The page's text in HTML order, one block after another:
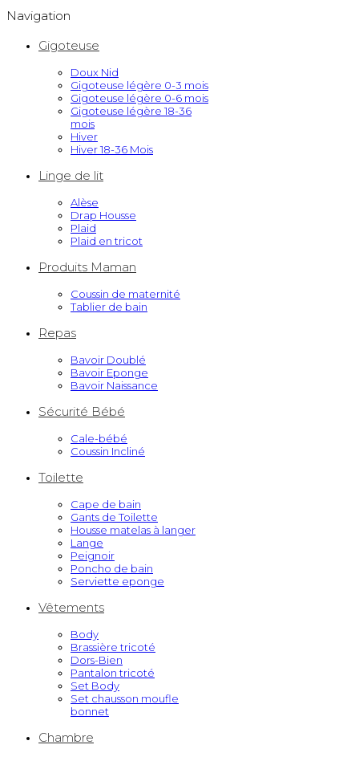
Navigation
Gigoteuse
Doux Nid
Gigoteuse légère 0-3 mois
Gigoteuse légère 0-6 mois
Gigoteuse légère 18-36
mois
Hiver
Hiver 18-36 Mois
Linge de lit
Alèse
Drap Housse
Plaid
Plaid en tricot
Produits Maman
Coussin de maternité
Tablier de bain
Repas
Bavoir Doublé
Bavoir Eponge
Bavoir Naissance
Sécurité Bébé
Cale-bébé
Coussin Incliné
Toilette
Cape de bain
Gants de Toilette
Housse matelas à langer
Lange
Peignoir
Poncho de bain
Serviette eponge
Vêtements
Body
Brassière tricoté
Dors-Bien
Pantalon tricoté
Set Body
Set chausson moufle
bonnet
Chambre